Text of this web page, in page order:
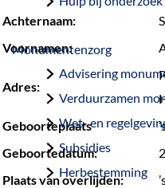
Monumentenzorg
Advisering
Verduurzamen
Wet- en
Subsidies
Herbestemming
Achternaam:
Voornamen:
Adres:
Geboorteplaats
Geboortedatum:
Plaats van overlijden: